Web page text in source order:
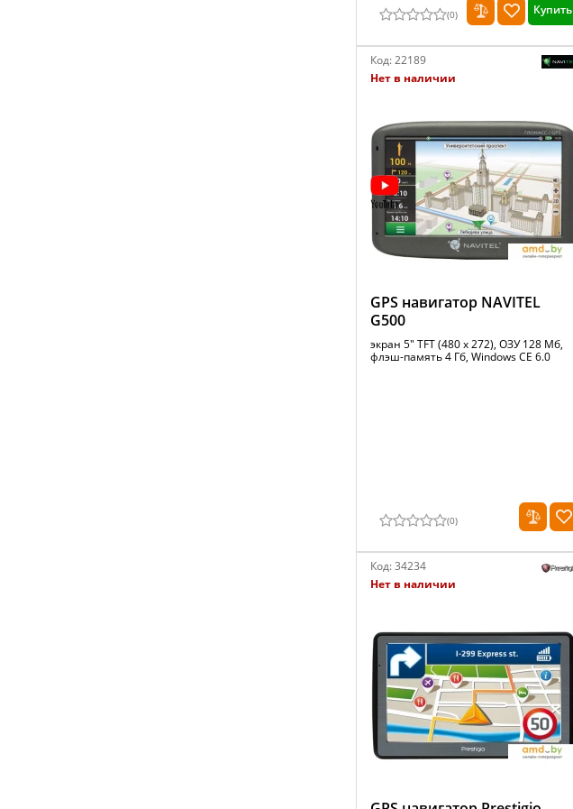
(0) Купить
Код:22189
Нет в наличии
GPS навигатор NAVITEL
G500
экран 5" TFT (480 x 272), ОЗУ 128 Мб,
флэш-память 4 Гб, Windows CE 6.0
(0)
Код:34234
Нет в наличии